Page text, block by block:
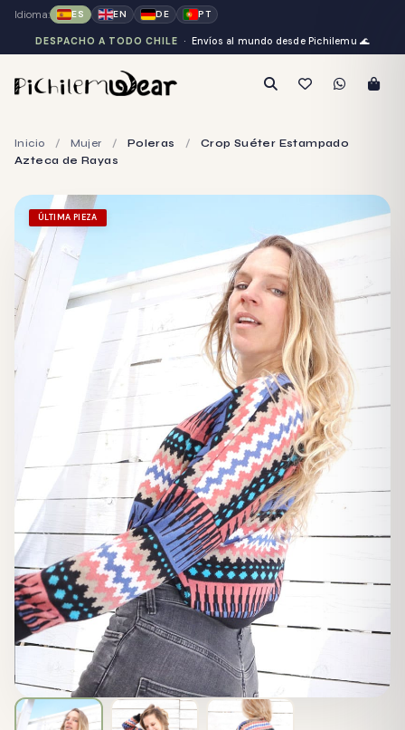
Idioma: ES EN DE PT
DESPACHO A TODO CHILE · Envíos al mundo desde Pichilemu🌊
Inicio / Mujer / Poleras /
Crop Suéter Estampado
Azteca de Rayas
ÚLTIMA PIEZA